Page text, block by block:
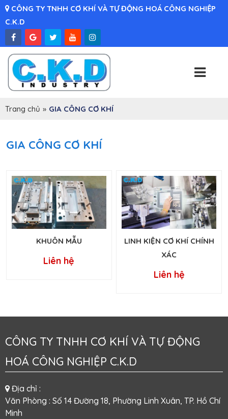
CÔNG TY TNHH CƠ KHÍ VÀ TỰ ĐỘNG HOÁ CÔNG NGHIỆP
C.K.D
Trang chủ » GIA CÔNG CƠ KHÍ
GIA CÔNG CƠ KHÍ
KHUÔN MẪU
Liên hệ
LINH KIỆN CƠ KHÍ CHÍNH
XÁC
Liên hệ
CÔNG TY TNHH CƠ KHÍ VÀ TỰ ĐỘNG
HOÁ CÔNG NGHIỆP C.K.D
Địa chỉ :
Văn Phòng : Số 14 Đường 18, Phường Linh Xuân, TP. Hồ Chí
Minh